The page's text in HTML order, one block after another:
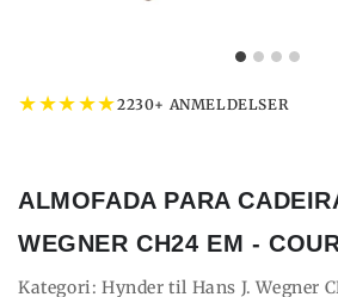
★★★★★2230+ ANMELDELSER
ALMOFADA PARA
WEGNER CH24 EM -
Kategori: Hynder til Hans J. Wegner